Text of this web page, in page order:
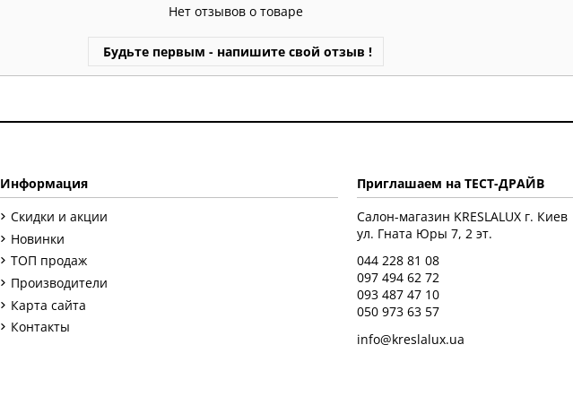
Нет отзывов о товаре
Будьте первым - напишите свой отзыв !
Информация
Скидки и акции
Новинки
ТОП продаж
Производители
Карта сайта
Контакты
Приглашаем на ТЕСТ-ДРАЙВ
Салон-магазин KRESLALUX г. Киев
ул. Гната Юры 7, 2 эт.
044 228 81 08
097 494 62 72
093 487 47 10
050 973 63 57
info@kreslalux.ua